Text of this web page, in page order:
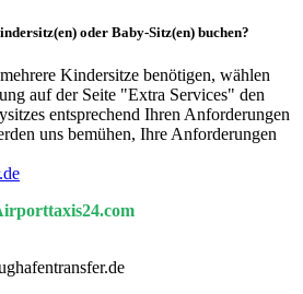
oder Baby-Sitz(en) buchen?
Kindersitze benötigen, wählen
auf der Seite "Extra Services" den
entsprechend Ihren Anforderungen
uns bemühen, Ihre Anforderungen